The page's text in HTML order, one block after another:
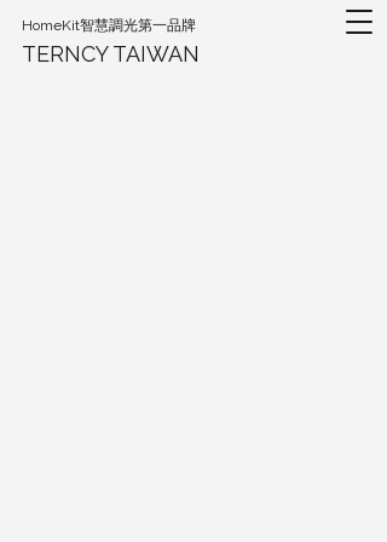
HomeKit智慧調光第一品牌
TERNCY TAIWAN